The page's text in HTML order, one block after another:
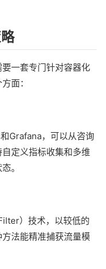
一套专门针对容器化
面：
Grafana，可以从咨询
定义指标收集和多维
。
）技术，以较低的
法能精准捕获流量模